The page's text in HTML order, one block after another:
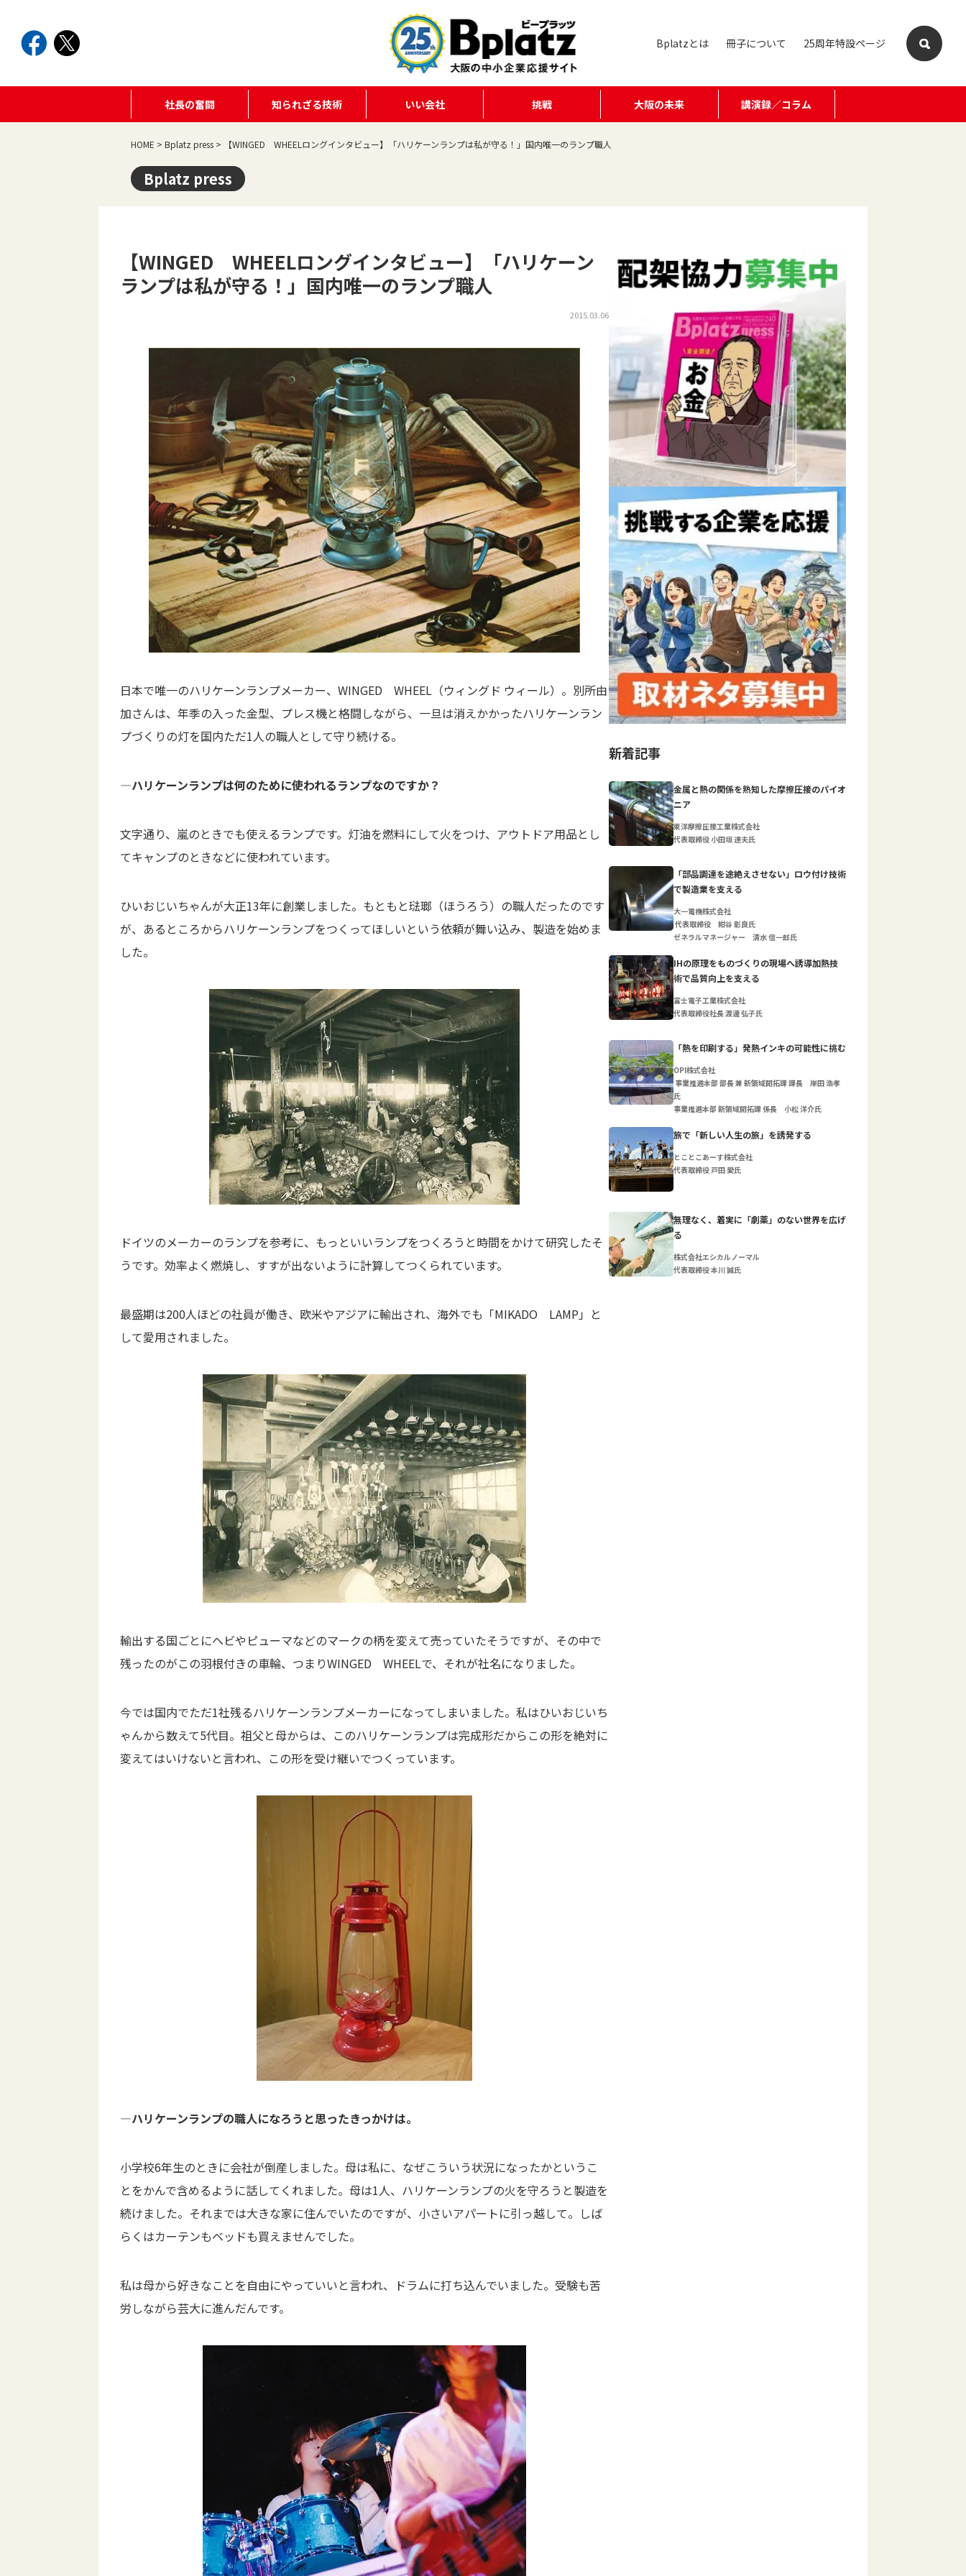
Bplatzとは 冊子について 25周年特設ページ
社長の奮闘 知られざる技術 いい会社 挑戦 大阪の未来 講演録／コラム
HOME > Bplatz press > 【WINGED WHEELロングインタビュー】「ハリケーンランプは私が守る！」国内唯一のランプ職人
Bplatz press
【WINGED WHEELロングインタビュー】「ハリケーン
ランプは私が守る！」国内唯一のランプ職人
2015.03.06
日本で唯一のハリケーンランプメーカー、WINGED WHEEL（ウィングド ウィール）。別所由
加さんは、年季の入った金型、プレス機と格闘しながら、一旦は消えかかったハリケーンラン
プづくりの灯を国内ただ1人の職人として守り続ける。
―ハリケーンランプは何のために使われるランプなのですか？
文字通り、嵐のときでも使えるランプです。灯油を燃料にして火をつけ、アウトドア用品とし
てキャンプのときなどに使われています。
ひいおじいちゃんが大正13年に創業しました。もともと琺瑯（ほうろう）の職人だったのです
が、あるところからハリケーンランプをつくってほしいという依頼が舞い込み、製造を始めま
した。
ドイツのメーカーのランプを参考に、もっといいランプをつくろうと時間をかけて研究したそ
うです。効率よく燃焼し、すすが出ないように計算してつくられています。
最盛期は200人ほどの社員が働き、欧米やアジアに輸出され、海外でも「MIKADO LAMP」と
して愛用されました。
輸出する国ごとにヘビやピューマなどのマークの柄を変えて売っていたそうですが、その中で
残ったのがこの羽根付きの車輪、つまりWINGED WHEELで、それが社名になりました。
今では国内でただ1社残るハリケーンランプメーカーになってしまいました。私はひいおじいち
ゃんから数えて5代目。祖父と母からは、このハリケーンランプは完成形だからこの形を絶対に
変えてはいけないと言われ、この形を受け継いでつくっています。
―ハリケーンランプの職人になろうと思ったきっかけは。
小学校6年生のときに会社が倒産しました。母は私に、なぜこういう状況になったかというこ
とをかんで含めるように話してくれました。母は1人、ハリケーンランプの火を守ろうと製造を
続けました。それまでは大きな家に住んでいたのですが、小さいアパートに引っ越して。しば
らくはカーテンもベッドも買えませんでした。
私は母から好きなことを自由にやっていいと言われ、ドラムに打ち込んでいました。受験も苦
労しながら芸大に進んだんです。
新着記事
金属と熱の関係を熟知した摩擦圧接のパイオ
ニア
東洋摩擦圧接工業株式会社
代表取締役 小田垣 達夫氏
「部品調達を途絶えさせない」ロウ付け技術
で製造業を支える
大一電機株式会社
代表取締役 紺谷 彰良氏
ゼネラルマネージャー 清水 信一郎氏
IHの原理をものづくりの現場へ誘導加熱技
術で品質向上を支える
富士電子工業株式会社
代表取締役社長 渡邊 弘子氏
「熱を印刷する」発熱インキの可能性に挑む
OPI株式会社
事業推進本部 部長 兼 新領域開拓課 課長 岸田 浩孝
氏
事業推進本部 新領域開拓課 係長 小松 洋介氏
旅で「新しい人生の旅」を誘発する
とことこあーす株式会社
代表取締役 戸田 愛氏
無理なく、着実に「劇薬」のない世界を広げ
る
株式会社エシカルノーマル
代表取締役 本川 誠氏